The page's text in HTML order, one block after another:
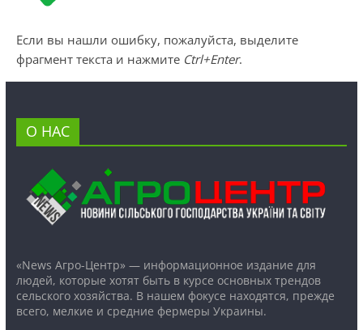
Если вы нашли ошибку, пожалуйста, выделите
фрагмент текста и нажмите Ctrl+Enter.
О НАС
«News Агро-Центр» — информационное издание для
людей, которые хотят быть в курсе основных трендов
сельского хозяйства. В нашем фокусе находятся, прежде
всего, мелкие и средние фермеры Украины.